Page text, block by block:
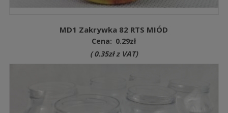
MD1 Zakrywka 82 RTS MIÓD
Cena: 0.29zł
( 0.35złz VAT)